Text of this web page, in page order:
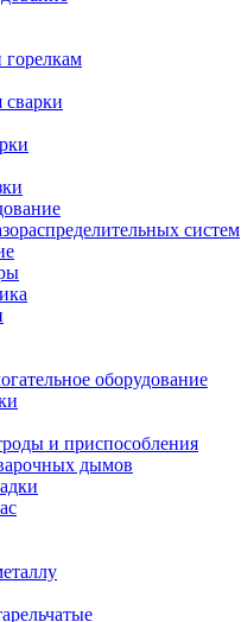
горелкам
сварки
систем
оборудование
и приспособления
дымов